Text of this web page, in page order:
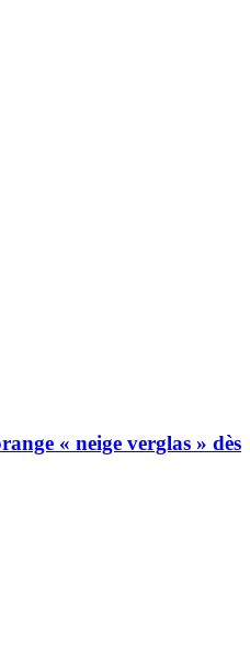
« neige verglas » dès